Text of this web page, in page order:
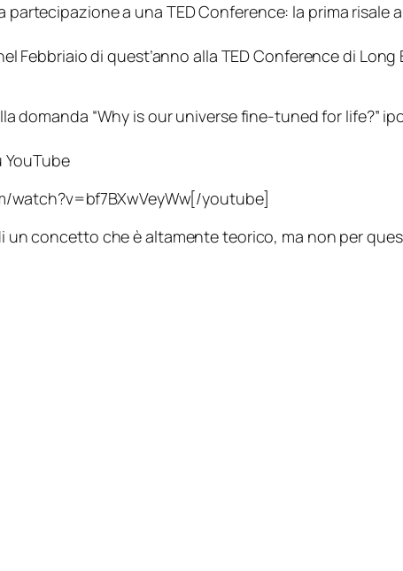
a una TED Conference: la prima risale
Febbriaio di quest’anno alla TED Conference di
domanda “Why is our universe fine-tuned for life?”
watch?v=bf7BXwVeyWw[/youtube]
concetto che è altamente teorico, ma non per